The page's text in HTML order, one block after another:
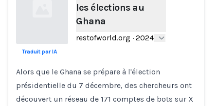
les élections au
Ghana
restofworld.org · 2024
Traduit par IA
Alors que le Ghana se prépare à l'élection
présidentielle du 7 décembre, des chercheurs ont
découvert un réseau de 171 comptes de bots sur X